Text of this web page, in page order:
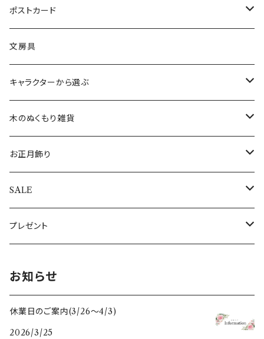
すべてのオーナメント
ミュージックタイプ
オーナメントスタンド
くま雑貨
ウォールアート(壁飾り)
敷き物
キャンドル・キャンドルスタンド
キャンドル
キャンドルスタンド
ぬいぐるみ
トントゥドール
クリスマスカード
カードスタンド
LEDキャンドルライト
ワインホルダー
コースター
トレイ（トレー）
オーナメントスタンド
イルミネーションライト
フォトフレーム・写真立て
鏡
インドネシア
バリ
エジプト
フランス
インド
ギリシャ
日本
ドイツ
スペイン
ポーランド
すべてのファッション雑貨
イヤリング
マグカップ
テーブルクロス
ランチョンマット
敷き物
すべての食器・テーブルクロス・敷き物
エッグホルダー
ミニカップ
イヤリング
腕時計
ブレスレット
ネックレス
指輪
全てのアクセサリー
ポストカード
バースデーカード
クリスマスカード
その他のポストカード
すべてのポストカード
文房具
キャラクターから選ぶ
ALOHAマプア
木のぬくもり雑貨
ぽれぽれ動物
ぽれぽれコモノ
クリスマスぽれぽれ動物
シロクマ親子
おとぎの森のくま
干支セット
すべての木のぬくもり雑貨
お正月飾り
置物・オブジェ
すべてのお正月飾り
SALE
アウトレット
プレゼント
お知らせ
休業日のご案内(3/26〜4/3)
2026/3/25